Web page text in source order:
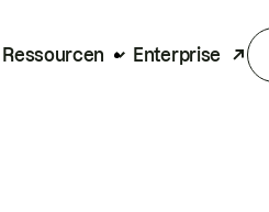
Ressourcen Enterprise